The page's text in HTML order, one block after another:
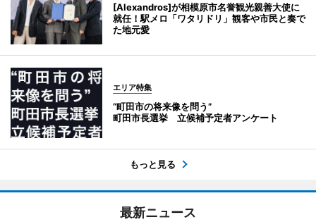
[Alexandros]が相模原市名誉観光親善大使に
就任！駅メロ「ワタリドリ」観客や市民と奏で
た地元愛
エリア特集
“町田市の将来像を問う”
町田市長選挙 立候補予定者アンケート
もっと見る
最新ニュース